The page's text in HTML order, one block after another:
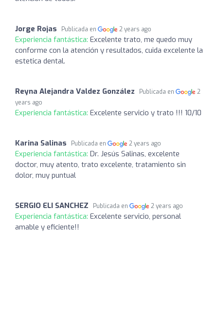
Jorge Rojas Publicada en 2 years ago
Experiencia fantástica: Excelente trato, me quedo muy
conforme con la atención y resultados, cuida excelente la
estetica dental.
Reyna Alejandra Valdez González Publicada en
2
years ago
Experiencia fantástica: Excelente servicio y trato !!! 10/10
Karina Salinas Publicada en 2 years ago
Experiencia fantástica: Dr. Jesús Salinas, excelente
doctor, muy atento, trato excelente, tratamiento sin
dolor, muy puntual
SERGIO ELI SANCHEZ Publicada en 2 years ago
Experiencia fantástica: Excelente servicio, personal
amable y eficiente!!